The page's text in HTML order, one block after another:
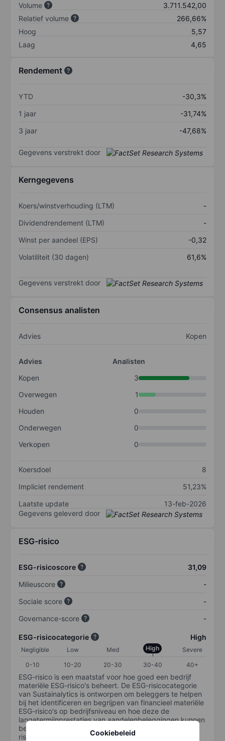
Cookiebeleid
Volume
3.711.542,00
Relatief volume
266,66%
Hoog
5,57
Laag
4,65
Rendement
YTD
-30,3%
1 jaar
-31,74%
3 jaar
-47,68%
Gegevens verstrekt door
Kerngegevens
Koers/winstverhouding (LTM)
-
Dividendrendement (LTM)
-
Winst per aandeel (EPS)
-0,32
Volatiliteit (30 dagen)
61,6%
Gegevens verstrekt door
Consensus analisten
Advies Kopen
Advies
Analisten
Kopen
3
Overwegen
1
Houden
0
Onderwegen
0
Verkopen
0
Koersdoel
8
Impliciet rendement
51,23%
Laatste update
13-feb-2026
Gegevens geleverd door
ESG-risico
ESG-risicoscore
31,09
Milieuscore
-
Sociale score
-
Governance-score
-
ESG-risicocategorie High
Negligible Low Med High
Severe
0-10
10-20 20-30 30-40 40+
ESG-risico is een maatstaf voor hoe goed een bedrijf
materiële ESG-risico's beheert. De ESG-risicocategorie
van Sustainalytics is ontworpen om beleggers te helpen
bij het identificeren en begrijpen van financieel materiële
ESG-risico's op bedrijfsniveau en hoe deze de
langetermijnprestaties van aandelenbeleggingen kunnen
beïnvloeden. De schaal loopt van 0-100. Hoe lager het
risico, hoe beter (0 staat voor geen risico en 100 voor